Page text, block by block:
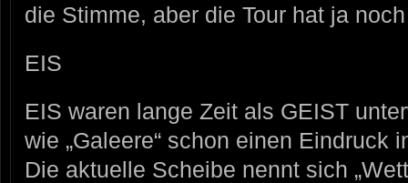
die Stimme, aber die Tour hat ja
EIS
EIS waren lange Zeit als GEIST
wie „Galeere“ schon einen Eindruck
Die aktuelle Scheibe nennt sich